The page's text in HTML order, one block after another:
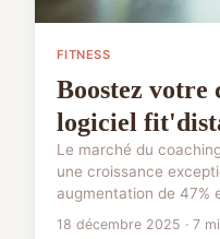
FITNESS
Boostez votre
logiciel
Le marché du
une croissance
augmentation de 47%
18 décembre 2025 · 7